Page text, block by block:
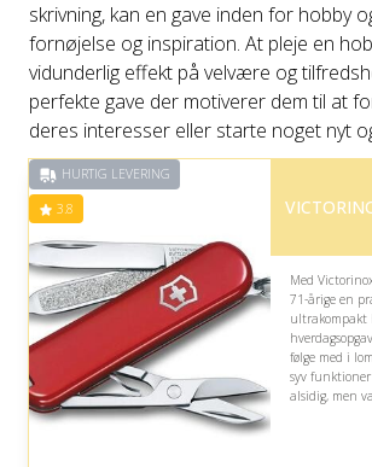
skrivning, kan en gave inden for hobby
fornøjelse og inspiration. At pleje en
vidunderlig effekt på velvære og
perfekte gave der motiverer dem til at
deres interesser eller starte noget nyt
HURTIG LEVERING
3.8
Med
71-årige en
følge med i
syv
alsidig, men
den kræver